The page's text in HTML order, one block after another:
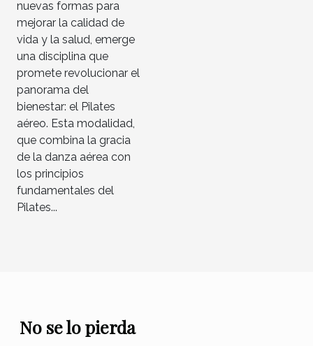
nuevas formas para
mejorar la calidad de
vida y la salud, emerge
una disciplina que
promete revolucionar el
panorama del
bienestar: el Pilates
aéreo. Esta modalidad,
que combina la gracia
de la danza aérea con
los principios
fundamentales del
Pilates...
No se lo pierda